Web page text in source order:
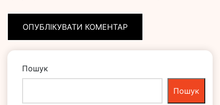
Пошук
Пошук